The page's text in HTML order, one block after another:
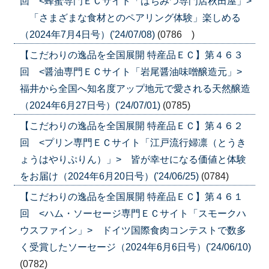
「さまざまな食材とのペアリング体験」楽しめる
（2024年7月4日号）('24/07/08) (0786 )
【こだわりの逸品を全国展開 特産品ＥＣ】第４６３
回 <醤油専門ＥＣサイト「岩尾醤油味噌醸造元」>
福井から全国へ知名度アップ地元で愛される天然醸造
（2024年6月27日号）('24/07/01) (0785)
【こだわりの逸品を全国展開 特産品ＥＣ】第４６２
回 <プリン専門ＥＣサイト「江戸流行婦凛（とうき
ょうはやりぷりん）」> 皆が幸せになる価値と体験
をお届け（2024年6月20日号）('24/06/25) (0784)
【こだわりの逸品を全国展開 特産品ＥＣ】第４６１
回 <ハム・ソーセージ専門ＥＣサイト「スモークハ
ウスファイン」> ドイツ国際食肉コンテストで数多
く受賞したソーセージ（2024年6月6日号）('24/06/10)
(0782)